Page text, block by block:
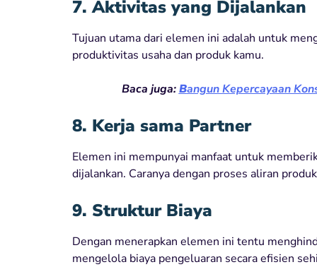
7.Aktivitas yang Dijalankan
Tujuan utama dari elemen ini adalah untuk
produktivitas usaha dan produk kamu.
Baca juga:Bangun Kepercayaan
8. Kerja sama Partner
Elemen ini mempunyai manfaat untuk
dijalankan. Caranya dengan proses aliran
9. Struktur Biaya
Dengan menerapkan elemen ini tentu
mengelola biaya pengeluaran secara efisien